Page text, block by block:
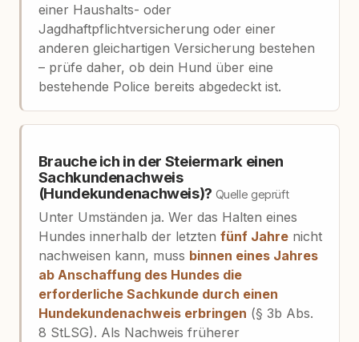
einer Haushalts- oder
Jagdhaftpflichtversicherung oder einer
anderen gleichartigen Versicherung bestehen
– prüfe daher, ob dein Hund über eine
bestehende Police bereits abgedeckt ist.
Brauche ich in der Steiermark einen
Sachkundenachweis
(Hundekundenachweis)? Quelle geprüft
Unter Umständen ja. Wer das Halten eines
Hundes innerhalb der letzten fünf Jahrenicht
nachweisen kann, muss binnen eines Jahres
ab Anschaffung des Hundes die
erforderliche Sachkunde durch einen
Hundekundenachweis erbringen (§ 3b Abs.
8 StLSG). Als Nachweis früherer